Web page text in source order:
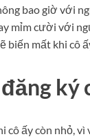
bao giờ với
mỉm cười với
biến mất khi cô
ký
cô ấy còn nhỏ,